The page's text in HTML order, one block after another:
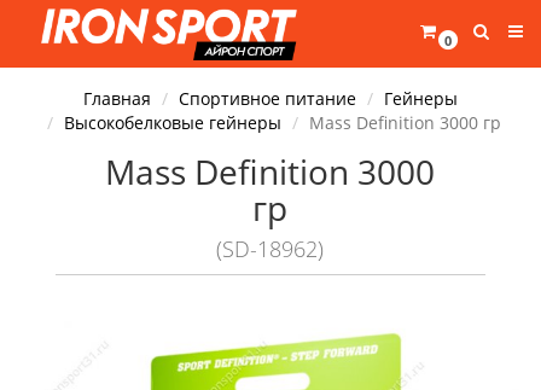
0
Главная Спортивное питание
Гейнеры
Высокобелковые гейнеры
Mass Definition 3000 гр
Mass Definition 3000
гр
(SD-18962)